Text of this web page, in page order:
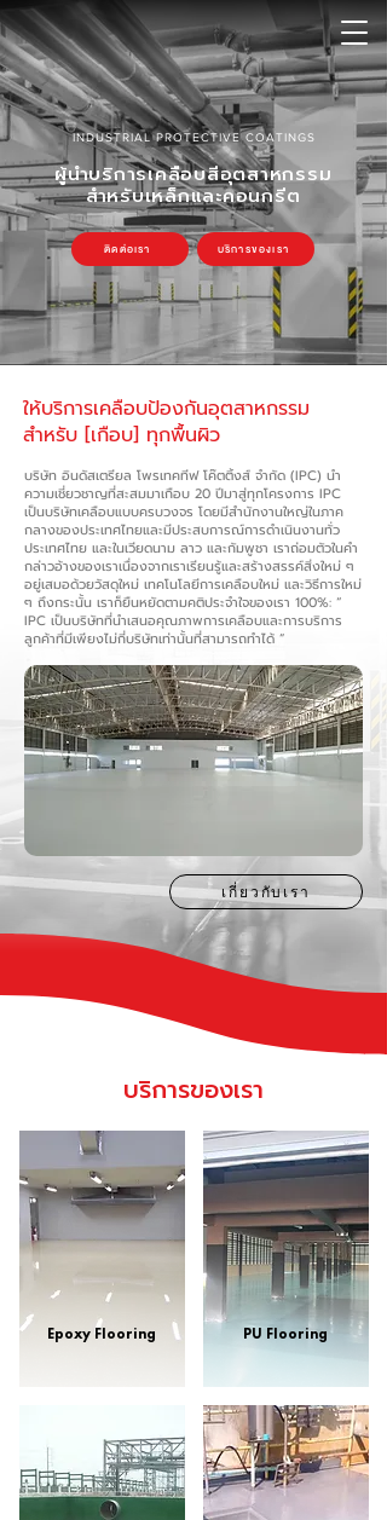
INDUSTRIAL PROTECTIVE COATINGS
ผู้นำบริการเคลือบสีอุตสาหกรรม
สำหรับเหล็กและคอนกรีต
ติดต่อเรา บริการของเรา
ให้บริการเคลือบป้องกันอุตสาหกรรม
สำหรับ [เกือบ] ทุกพื้นผิว
บริษัท อินดัสเตรียล โพรเทคทีฟ โค๊ตติ้งส์ จำกัด (IPC) นำ
ความเชี่ยวชาญที่สะสมมาเกือบ 20 ปีมาสู่ทุกโครงการ IPC
เป็นบริษัทเคลือบแบบครบวงจร โดยมีสำนักงานใหญ่ในภาค
กลางของประเทศไทยและมีประสบการณ์การดำเนินงานทั่ว
ประเทศไทย และในเวียดนาม ลาว และกัมพูชา เราถ่อมตัวในคำ
กล่าวอ้างของเราเนื่องจากเราเรียนรู้และสร้างสรรค์สิ่งใหม่ ๆ
อยู่เสมอด้วยวัสดุใหม่ เทคโนโลยีการเคลือบใหม่ และวิธีการใหม่
ๆ ถึงกระนั้น เราก็ยืนหยัดตามคติประจำใจของเรา 100%: “
IPC เป็นบริษัทที่นำเสนอคุณภาพการเคลือบและการบริการ
ลูกค้าที่มีเพียงไม่กี่บริษัทเท่านั้นที่สามารถทำได้ ”
เกี่ยวกับเรา
บริการของเรา
Learn More
Epoxy Flooring
Learn More
Learn More
PU Flooring
Learn More